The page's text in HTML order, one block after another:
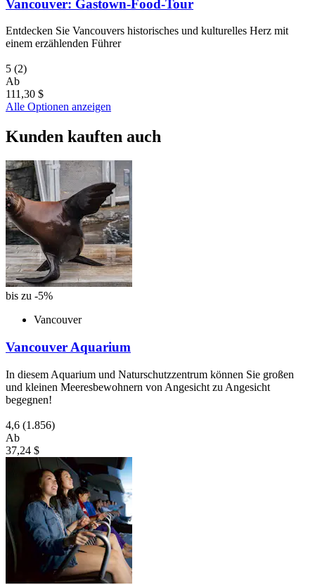
Vancouver: Gastown-Food-Tour
Entdecken Sie Vancouvers historisches und kulturelles Herz mit
einem erzählenden Führer
5 (2)
Ab
111,30 $
Alle Optionen anzeigen
Kunden kauften auch
bis zu -5%
Vancouver
Vancouver Aquarium
In diesem Aquarium und Naturschutzzentrum können Sie großen
und kleinen Meeresbewohnern von Angesicht zu Angesicht
begegnen!
4,6 (1.856)
Ab
37,24 $